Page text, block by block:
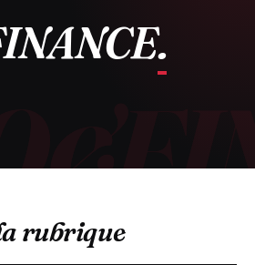
.
rubrique